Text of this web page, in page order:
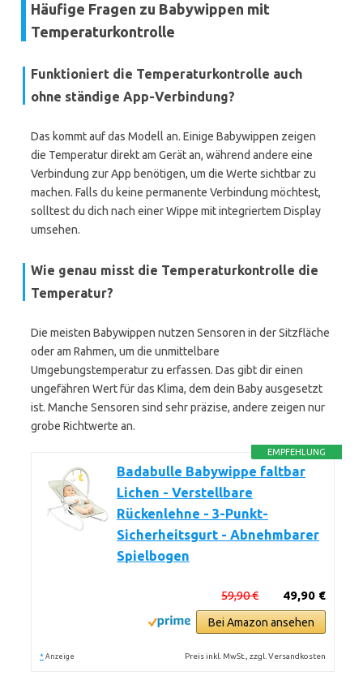
Häufige Fragen zu Babywippen mit
Temperaturkontrolle
Funktioniert die Temperaturkontrolle auch
ohne ständige App-Verbindung?
Das kommt auf das Modell an. Einige Babywippen zeigen
die Temperatur direkt am Gerät an, während andere eine
Verbindung zur App benötigen, um die Werte sichtbar zu
machen. Falls du keine permanente Verbindung möchtest,
solltest du dich nach einer Wippe mit integriertem Display
umsehen.
Wie genau misst die Temperaturkontrolle die
Temperatur?
Die meisten Babywippen nutzen Sensoren in der Sitzfläche
oder am Rahmen, um die unmittelbare
Umgebungstemperatur zu erfassen. Das gibt dir einen
ungefähren Wert für das Klima, dem dein Baby ausgesetzt
ist. Manche Sensoren sind sehr präzise, andere zeigen nur
grobe Richtwerte an.
EMPFEHLUNG
Badabulle Babywippe faltbar
Lichen - Verstellbare
Rückenlehne - 3-Punkt-
Sicherheitsgurt - Abnehmbarer
Spielbogen
49,90 €
59,90 €
Bei Amazon ansehen
* Anzeige Preis inkl. MwSt., zzgl. Versandkosten